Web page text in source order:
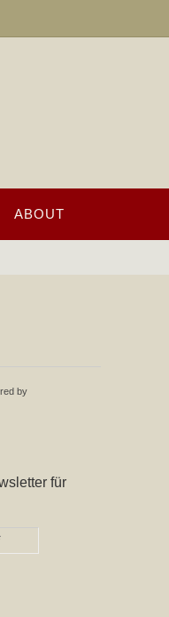
ABOUT
by
für